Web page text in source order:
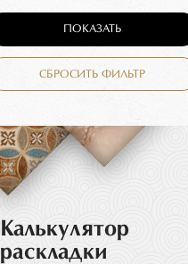
ПОКАЗАТЬ
СБРОСИТЬ ФИЛЬТР
Калькулятор
раскладки